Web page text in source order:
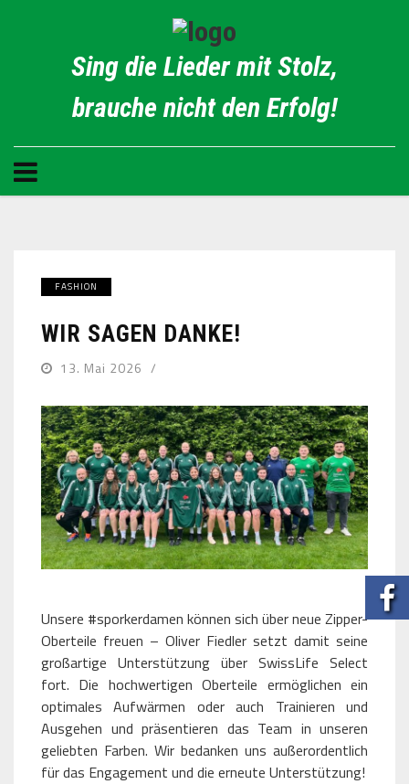
Sing die Lieder mit Stolz,
brauche nicht den Erfolg!
FASHION
WIR SAGEN DANKE!
13. Mai 2026
Unsere #sporkerdamen können sich über neue Zipper-
Oberteile freuen – Oliver Fiedler setzt damit seine
großartige Unterstützung über SwissLife Select
fort. Die hochwertigen Oberteile ermöglichen ein
optimales Aufwärmen oder auch Trainieren und
Ausgehen und präsentieren das Team in unseren
geliebten Farben. Wir bedanken uns außerordentlich
für das Engagement und die erneute Unterstützung!